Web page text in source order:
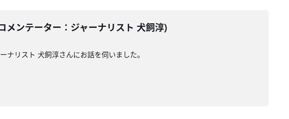
メンテーター：ジャーナリスト 犬飼淳)
リスト 犬飼淳さんにお話を伺いました。